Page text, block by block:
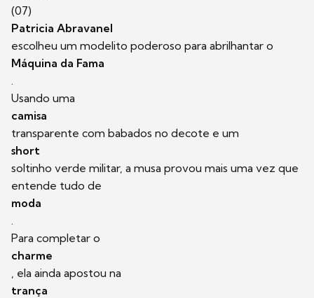
(07)
Patricia Abravanel
escolheu um modelito poderoso para abrilhantar o
Máquina da Fama
Usando uma
camisa
transparente com babados no decote e um
short
soltinho verde militar, a musa provou mais uma vez que
entende tudo de
moda
Para completar o
charme
, ela ainda apostou na
trança